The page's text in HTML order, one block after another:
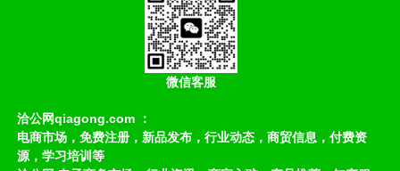
微信客服
洽公网qiagong.com ：
电商市场，免费注册，新品发布，行业动态，商贸信息，付费资
源，学习培训等